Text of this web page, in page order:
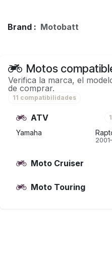
Brand : Motobatt
Motos
Verifica la marca, el
de comprar.
11 compatibilidades
ATV
Yamaha
Moto Cruiser
Moto Touring